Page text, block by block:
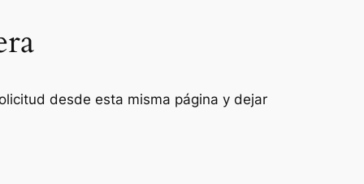
desde esta misma página y dejar